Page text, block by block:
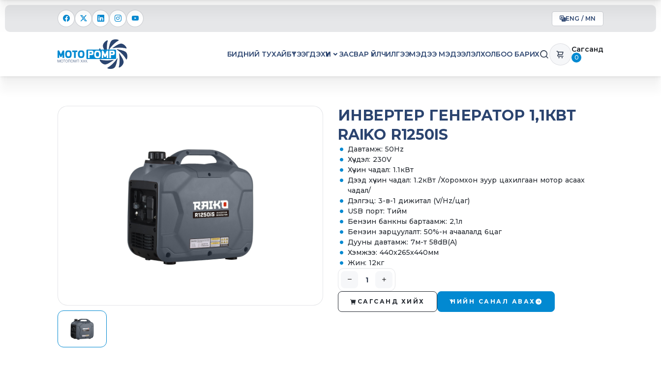
ENG / MN
БИДНИЙ ТУХАЙБҮТЭЭГДЭХҮҮН ЗАСВАР ҮЙЛЧИЛГЭЭМЭДЭЭ МЭДЭЭЛЭЛХОЛБОО БАРИХ
Сагсанд
0
ИНВЕРТЕР ГЕНЕРАТОР 1,1КВТ
RAIKO R1250IS
Давтамж: 50Hz
Хүчдэл: 230V
Хүчин чадал: 1.1кВт
Дээд хүчин чадал: 1.2кВт /Хоромхон зуур цахилгаан мотор асаах
чадал/
Дэлгэц: 3-в-1 дижитал (V/Hz/цаг)
USB порт: Тийм
Бензин банкны бартаамж: 2,1л
Бензин зарцуулалт: 50%-н ачаалалд 6цаг
Дууны давтамж: 7м-т 58dB(A)
Хэмжээ: 440х265х440мм
Жин: 12кг
САГСАНД ХИЙХ ҮНИЙН САНАЛ АВАХ